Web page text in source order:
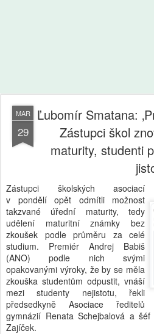
MAR
29
Ľubomír Smatana:
Zástupci škol
maturity, studenti
Zástupci školských asociací
v pondělí opět odmítli možnost
takzvané úřední maturity, tedy
udělení maturitní známky bez
zkoušek podle průměru za celé
studium. Premiér Andrej Babiš
(ANO) podle nich svými
opakovanými výroky, že by se měla
zkouška studentům odpustit, vnáší
mezi studenty nejistotu, řekli
předsedkyně Asociace ředitelů
gymnázií Renata Schejbalová a
Zajíček.